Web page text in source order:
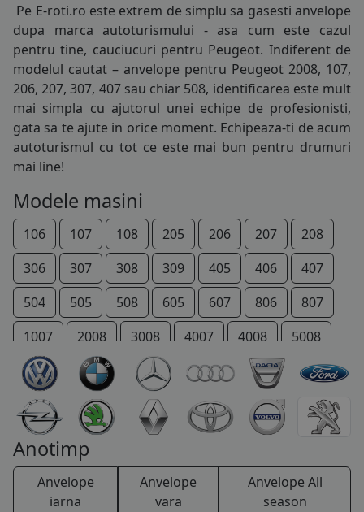
Pe E-roti.ro este extrem de simplu sa gasesti anvelope
dupa marca autoturismului - asa cum este cazul
pentru tine, cauciucuri pentru Peugeot. Indiferent de
modelul cautat – anvelope pentru Peugeot 2008, 107,
206, 207, 307, 407 sau chiar 508, identificarea este mult
mai simpla cu ajutorul unei echipe de profesionisti,
gata sa te ajute in orice moment. Echipeaza-ti de acum
autoturismul cu tot ce este mai bun pentru drumuri
mai line!
Modele masini
106 107 108 205 206 207
208
306
307 308 309 405 406
407
504
505 508 605 607 806
807
1007
2008 3008 4007 4008
5008
206 +
207 + Bipper Boxer
Expert
IOn
P 4 Partner RCZ
Rifter
TRAVELLER
Anotimp
Anvelope
iarna
Anvelope
vara
Anvelope All
season
205/55R16
205/60R16
205/75R16
215/55R16
215/60R16
215/65R16
215/70R16
215/75R16
225/55R16
225/75R16
205/40R17
205/45R17
205/50R17
215/50R17
215/55R17